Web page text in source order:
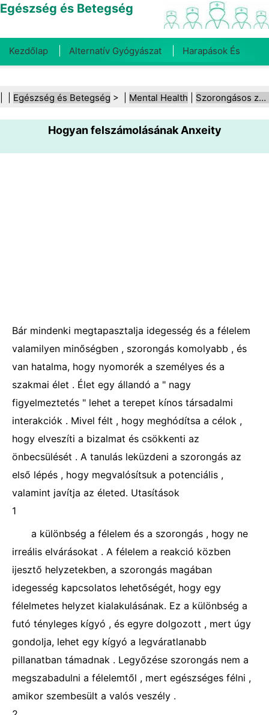
Egészség és Betegség
Kezdőlap Alternatív Gyógyászat Harapások És
Fogegészség Diéta És Táplálkozás Családi
Egészségügyi Ágazat Mentális Egészség
Közegészségügy És Biztonság Sebészet És
Egészség és Betegség > | Mental Health Szorongásos zavarok
Hogyan felszámolásának Anxeity
Bár mindenki megtapasztalja idegesség és a félelem
valamilyen minőségben , szorongás komolyabb , és
van hatalma, hogy nyomorék a személyes és a
szakmai élet . Élet egy állandó a " nagy
figyelmeztetés " lehet a terepet kínos társadalmi
interakciók . Mivel félt , hogy meghódítsa a célok ,
hogy elveszíti a bizalmat és csökkenti az
önbecsülését . A tanulás leküzdeni a szorongás az
első lépés , hogy megvalósítsuk a potenciális ,
valamint javítja az életed. Utasítások
1
a különbség a félelem és a szorongás , hogy ne
irreális elvárásokat . A félelem a reakció közben
ijesztő helyzetekben, a szorongás magában
idegesség kapcsolatos lehetőségét, hogy egy
félelmetes helyzet kialakulásának. Ez a különbség a
futó tényleges kígyó , és egyre dolgozott , mert úgy
gondolja, lehet egy kígyó a legváratlanabb
pillanatban támadnak . Legyőzése szorongás nem a
megszabadulni a félelemtől , mert egészséges félni ,
amikor szembesült a valós veszély .